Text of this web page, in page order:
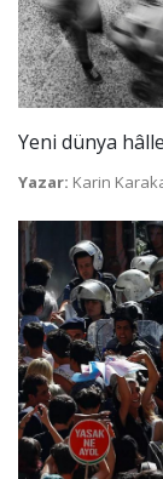
Yeni dünya
Yazar: Karin